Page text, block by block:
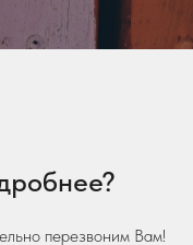
перезвоним Вам!